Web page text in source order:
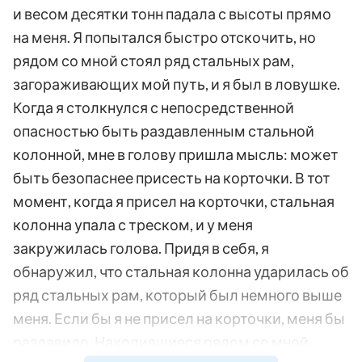
и весом десятки тонн падала с высоты прямо
на меня. Я попытался быстро отскочить, но
рядом со мной стоял ряд стальных рам,
загораживающих мой путь, и я был в ловушке.
Когда я столкнулся с непосредственной
опасностью быть раздавленным стальной
колонной, мне в голову пришла мысль: может
быть безопаснее присесть на корточки. В тот
момент, когда я присел на корточки, стальная
колонна упала с треском, и у меня
закружилась голова. Придя в себя, я
обнаружил, что стальная колонна ударилась об
ряд стальных рам, который был немного выше
меня. Если бы я не присел на корточки, меня бы
раздавило. Находившиеся рядом со мной